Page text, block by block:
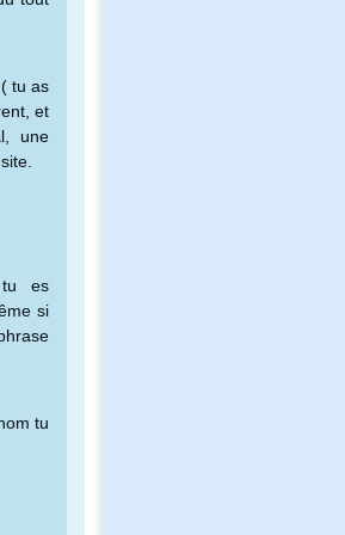
tu as
et
une
tu es
si
tu